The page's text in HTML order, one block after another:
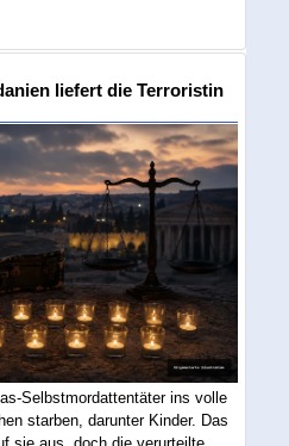
liefert die Terroristin
Selbstmordattentäter ins volle
starben, darunter Kinder. Das